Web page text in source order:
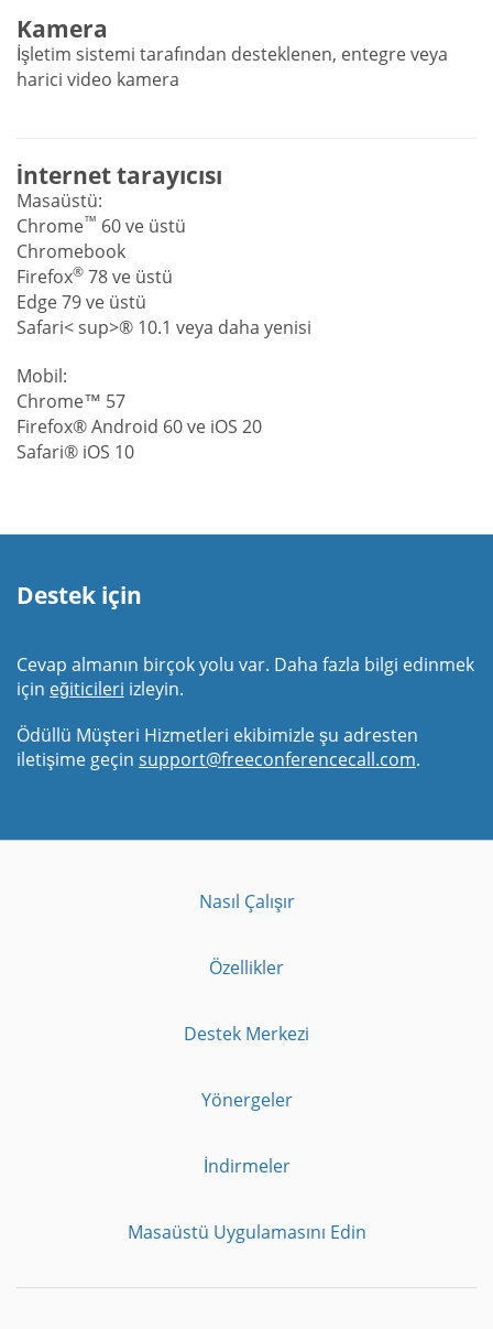
Kamera
İşletim sistemi tarafından desteklenen, entegre veya
harici video kamera
İnternet tarayıcısı
Masaüstü:
Chrome™ 60 ve üstü
Chromebook
Firefox® 78 ve üstü
Edge 79 ve üstü
Safari< sup>® 10.1 veya daha yenisi
Mobil:
Chrome™ 57
Firefox® Android 60 ve iOS 20
Safari® iOS 10
Destek için
Cevap almanın birçok yolu var. Daha fazla bilgi edinmek
için eğiticileri izleyin.
Ödüllü Müşteri Hizmetleri ekibimizle şu adresten
iletişime geçin support@freeconferencecall.com.
Nasıl Çalışır
Özellikler
Destek Merkezi
Yönergeler
İndirmeler
Masaüstü Uygulamasını Edin